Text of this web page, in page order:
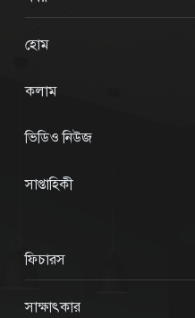
হোম
কলাম
ভিডিও নিউজ
সাপ্তাহিকী
ফিচারস
সাক্ষাৎকার